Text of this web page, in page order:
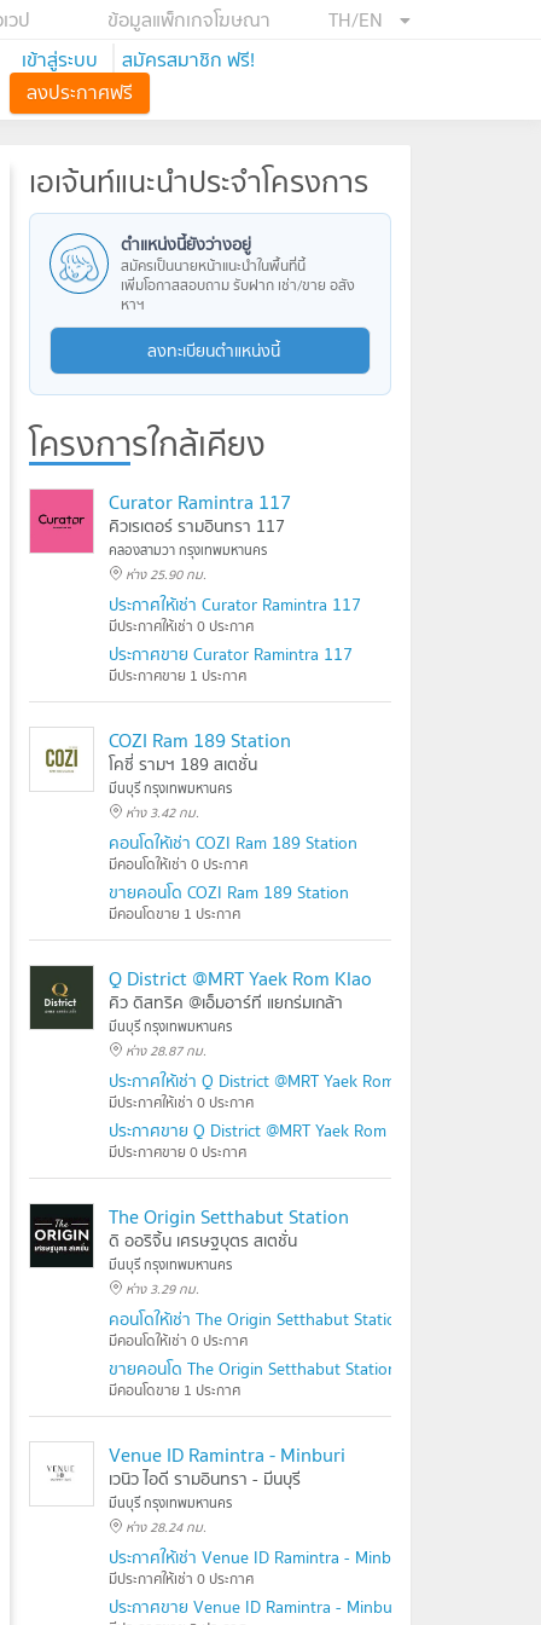
TH/EN
ข้อมูลแพ็กเกจโฆษณา
วป
เข้าสู่ระบบ
สมัครสมาชิก ฟรี!
ลงประกาศฟรี
เอเจ้นท์แนะนำประจำโครงการ
ตำแหน่งนี้ยังว่างอยู่
สมัครเป็นนายหน้าแนะนำในพื้นที่นี้
เพิ่มโอกาสสอบถาม รับฝาก เช่า/ขาย อสัง
หาฯ
ลงทะเบียนตำแหน่งนี้
โครงการใกล้เคียง
Curator Ramintra 117
คิวเรเตอร์ รามอินทรา 117
คลองสามวา กรุงเทพมหานคร
ห่าง 25.90 กม.
ประกาศให้เช่า Curator Ramintra 117
มีประกาศให้เช่า 0 ประกาศ
ประกาศขาย Curator Ramintra 117
มีประกาศขาย 1 ประกาศ
COZI Ram 189 Station
โคซี่ รามฯ 189 สเตชั่น
มีนบุรี กรุงเทพมหานคร
ห่าง 3.42 กม.
คอนโดให้เช่า COZI Ram 189 Station
มีคอนโดให้เช่า 0 ประกาศ
ขายคอนโด COZI Ram 189 Station
มีคอนโดขาย 1 ประกาศ
Q District @MRT Yaek Rom Klao
คิว ดิสทริค @เอ็มอาร์ที แยกร่มเกล้า
มีนบุรี กรุงเทพมหานคร
ห่าง 28.87 กม.
ประกาศให้เช่า Q District @MRT Yaek Rom Klao
มีประกาศให้เช่า 0 ประกาศ
ประกาศขาย Q District @MRT Yaek Rom Klao
มีประกาศขาย 0 ประกาศ
The Origin Setthabut Station
ดิ ออริจิ้น เศรษฐบุตร สเตชั่น
มีนบุรี กรุงเทพมหานคร
ห่าง 3.29 กม.
คอนโดให้เช่า The Origin Setthabut Station
มีคอนโดให้เช่า 0 ประกาศ
ขายคอนโด The Origin Setthabut Station
มีคอนโดขาย 1 ประกาศ
Venue ID Ramintra - Minburi
เวนิว ไอดี รามอินทรา - มีนบุรี
มีนบุรี กรุงเทพมหานคร
ห่าง 28.24 กม.
ประกาศให้เช่า Venue ID Ramintra - Minburi
มีประกาศให้เช่า 0 ประกาศ
ประกาศขาย Venue ID Ramintra - Minburi